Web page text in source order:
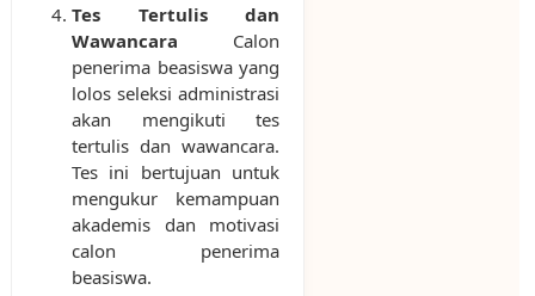
Tes Tertulis dan
Wawancara Calon
penerima beasiswa yang
lolos seleksi administrasi
akan mengikuti tes
tertulis dan wawancara.
Tes ini bertujuan untuk
mengukur kemampuan
akademis dan motivasi
calon penerima
beasiswa.